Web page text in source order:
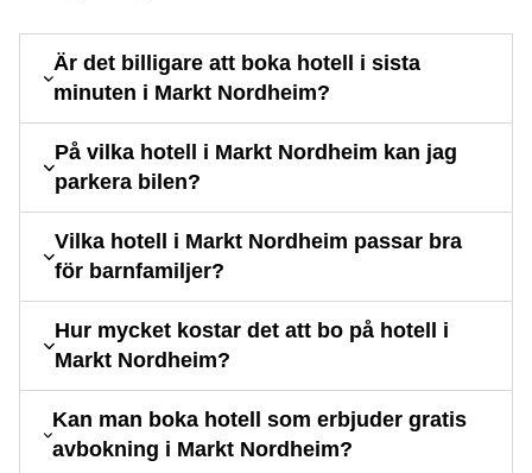
Är det billigare att boka hotell i sista
minuten i Markt Nordheim?
På vilka hotell i Markt Nordheim kan jag
parkera bilen?
Vilka hotell i Markt Nordheim passar bra
för barnfamiljer?
Hur mycket kostar det att bo på hotell i
Markt Nordheim?
Kan man boka hotell som erbjuder gratis
avbokning i Markt Nordheim?